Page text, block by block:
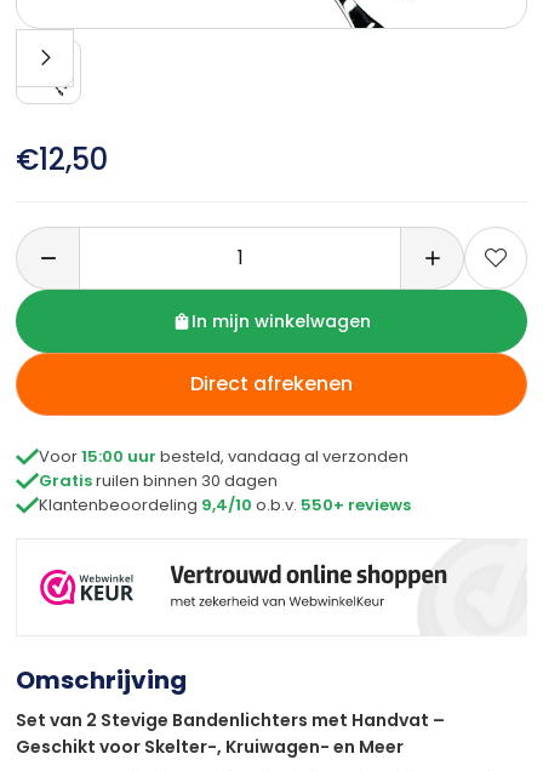
€12,50

In mijn winkelwagen
Direct afrekenen
Voor15:00 uur besteld, vandaag al verzonden
Gratisruilen binnen 30 dagen
Klantenbeoordeling 9,4/10 o.b.v. 550+ reviews
Omschrijving
Set van 2 Stevige Bandenlichters met Handvat –
Geschikt voor Skelter-, Kruiwagen- en Meer